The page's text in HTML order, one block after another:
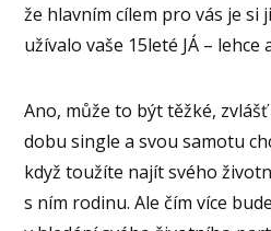
že hlavním cílem pro vás je si
užívalo vaše 15leté JÁ – lehce
Ano, může to být těžké,
dobu single a svou samotu
když toužíte najít svého
s ním rodinu. Ale čím více